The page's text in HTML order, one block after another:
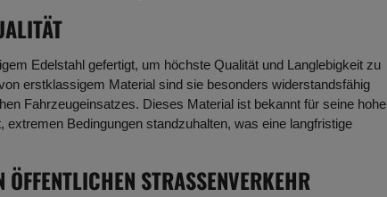
Edelstahl gefertigt, um höchste Qualität und Langlebigkeit zu
erstklassigem Material sind sie besonders widerstandsfähig
Fahrzeugeinsatzes. Dieses Material ist bekannt für seine hohe
extremen Bedingungen standzuhalten, was eine langfristige
STRASSENVERKEHR